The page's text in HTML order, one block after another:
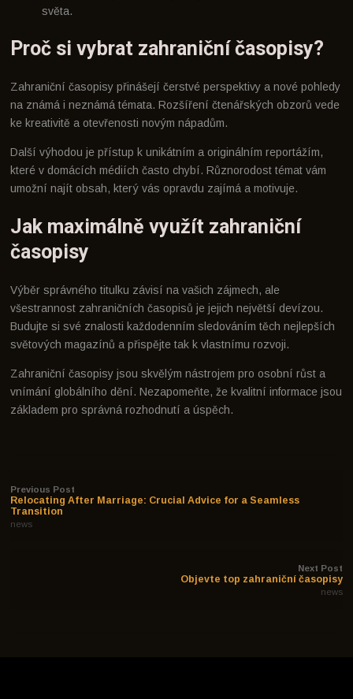
světa.
Proč si vybrat zahraniční časopisy?
Zahraniční časopisy přinášejí čerstvé perspektivy a nové pohledy
na známá i neznámá témata. Rozšíření čtenářských obzorů vede
ke kreativitě a otevřenosti novým nápadům.
Další výhodou je přístup k unikátním a originálním reportážím,
které v domácích médiích často chybí. Různorodost témat vám
umožní najít obsah, který vás opravdu zajímá a motivuje.
Jak maximálně využít zahraniční
časopisy
Výběr správného titulku závisí na vašich zájmech, ale
všestrannost zahraničních časopisů je jejich největší devízou.
Budujte si své znalosti každodenním sledováním těch nejlepších
světových magazínů a přispějte tak k vlastnímu rozvoji.
Zahraniční časopisy jsou skvělým nástrojem pro osobní růst a
vnímání globálního dění. Nezapomeňte, že kvalitní informace jsou
základem pro správná rozhodnutí a úspěch.
Previous Post
Relocating After Marriage: Crucial Advice for a Seamless
Transition
news
Next Post
Objevte top zahraniční časopisy
news